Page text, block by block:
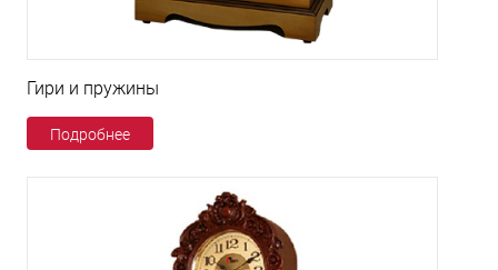
Гири и пружины
Подробнее